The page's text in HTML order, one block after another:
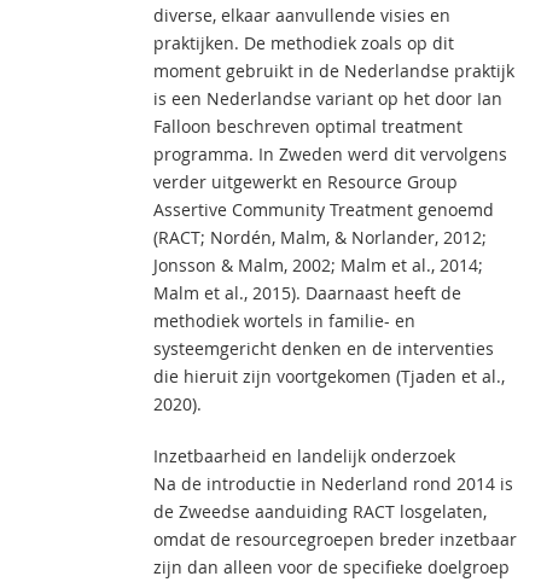
diverse, elkaar aanvullende visies en
praktijken. De methodiek zoals op dit
moment gebruikt in de Nederlandse praktijk
is een Nederlandse variant op het door Ian
Falloon beschreven optimal treatment
programma. In Zweden werd dit vervolgens
verder uitgewerkt en Resource Group
Assertive Community Treatment genoemd
(RACT; Nordén, Malm, & Norlander, 2012;
Jonsson & Malm, 2002; Malm et al., 2014;
Malm et al., 2015). Daarnaast heeft de
methodiek wortels in familie- en
systeemgericht denken en de interventies
die hieruit zijn voortgekomen (Tjaden et al.,
2020).
Inzetbaarheid en landelijk onderzoek
Na de introductie in Nederland rond 2014 is
de Zweedse aanduiding RACT losgelaten,
omdat de resourcegroepen breder inzetbaar
zijn dan alleen voor de specifieke doelgroep